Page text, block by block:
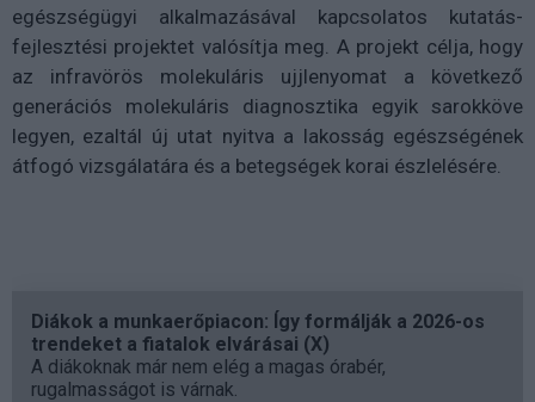
egészségügyi alkalmazásával kapcsolatos kutatás-
fejlesztési projektet valósítja meg. A projekt célja, hogy
az infravörös molekuláris ujjlenyomat a következő
generációs molekuláris diagnosztika egyik sarokköve
legyen, ezaltál új utat nyitva a lakosság egészségének
átfogó vizsgálatára és a betegségek korai észlelésére.
Diákok a munkaerőpiacon: Így formálják a 2026-os
trendeket a fiatalok elvárásai (X)
A diákoknak már nem elég a magas órabér,
rugalmasságot is várnak.